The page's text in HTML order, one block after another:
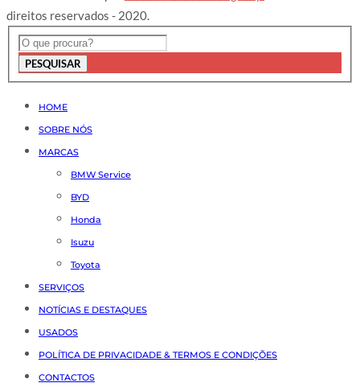
direitos reservados - 2020.
PESQUISAR
HOME
SOBRE NÓS
MARCAS
BMW Service
BYD
Honda
Isuzu
Toyota
SERVIÇOS
NOTÍCIAS E DESTAQUES
USADOS
POLÍTICA DE PRIVACIDADE & TERMOS E CONDIÇÕES
CONTACTOS